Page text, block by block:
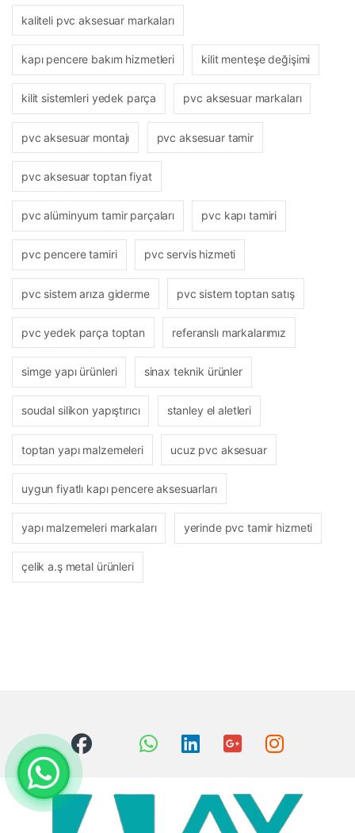
kaliteli pvc aksesuar markaları
kapı pencere bakım hizmetleri kilit menteşe değişimi
kilit sistemleri yedek parça pvc aksesuar markaları
pvc aksesuar montajı pvc aksesuar tamir
pvc aksesuar toptan fiyat
pvc alüminyum tamir parçaları pvc kapı tamiri
pvc pencere tamiri pvc servis hizmeti
pvc sistem arıza giderme pvc sistem toptan satış
pvc yedek parça toptan referanslı markalarımız
simge yapı ürünleri sinax teknik ürünler
soudal silikon yapıştırıcı stanley el aletleri
toptan yapı malzemeleri ucuz pvc aksesuar
uygun fiyatlı kapı pencere aksesuarları
yapı malzemeleri markaları yerinde pvc tamir hizmeti
çelik a.ş metal ürünleri